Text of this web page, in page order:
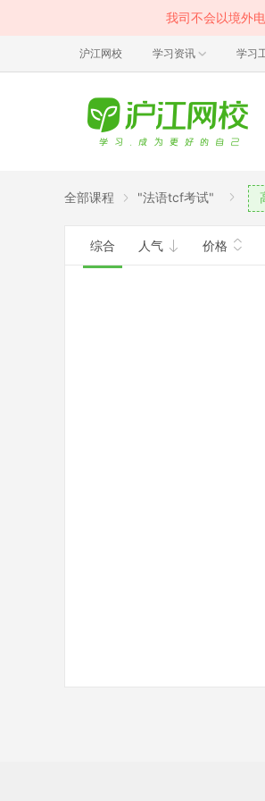
我司不会以境外
沪江网校 学习资讯 学习
全部课程 "法语tcf考试"
综合 人气 价格